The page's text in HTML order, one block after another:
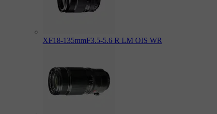
XF18-135mmF3.5-5.6 R LM OIS WR